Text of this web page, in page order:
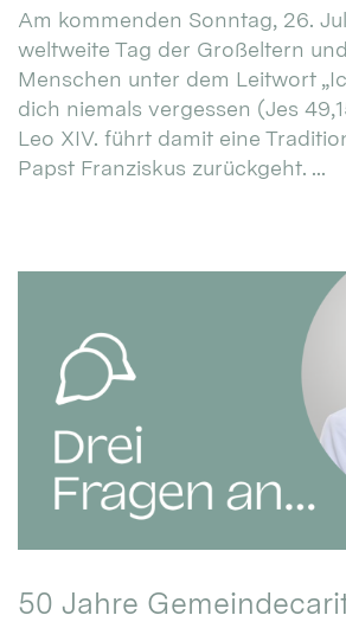
Am kommenden Sonntag, 26.
weltweite Tag der Großeltern
Menschen unter dem Leitwort
dich niemals vergessen (Jes
Leo XIV. führt damit eine
Papst Franziskus zurückgeht. ...
50 Jahre